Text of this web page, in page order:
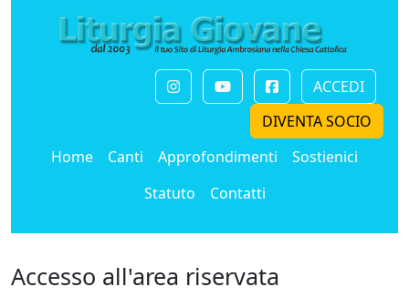
ACCEDI
DIVENTA SOCIO
Home
Canti Approfondimenti
Sostienici
Statuto
Contatti
Accesso all'area riservata